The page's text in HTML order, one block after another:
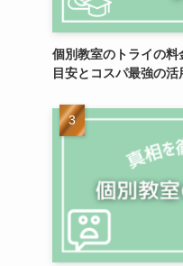
個別教室のトライの
目安とコスパ最強の活